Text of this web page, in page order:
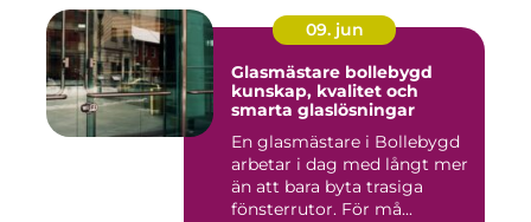
09. jun
Glasmästare bollebygd
kunskap, kvalitet och
smarta glaslösningar
En glasmästare i Bollebygd
arbetar i dag med långt mer
än att bara byta trasiga
fönsterrutor. För må...